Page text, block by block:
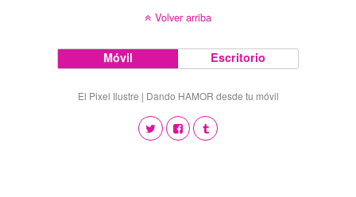
Volver arriba
Móvil Escritorio
El Pixel Ilustre | Dando HAMOR desde tu móvil